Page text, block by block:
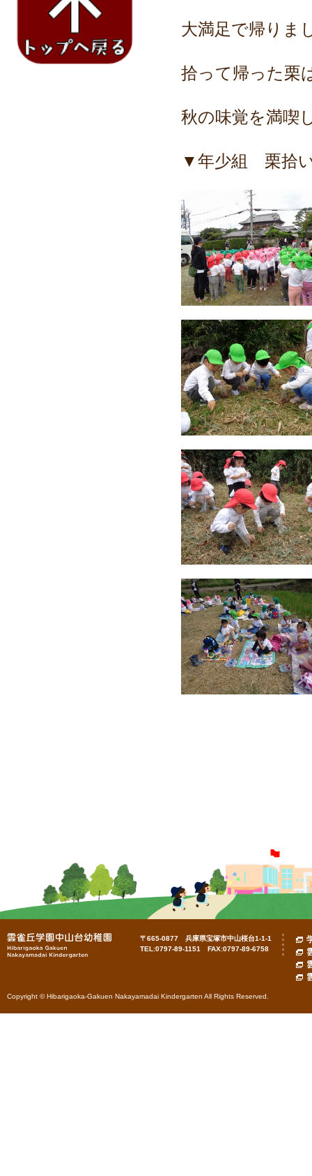
大満足で帰りま
拾って帰った栗
秋の味覚を満喫
▼年少組 栗拾
〒665-0877 兵庫県宝塚市中山桜台1-1-1
TEL:0797-89-1151 FAX:0797-89-6758
Copyright © Hibarigaoka-Gakuen Nakayamadai Kindergarten All Rights Reserved.